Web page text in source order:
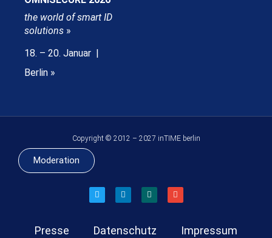
the world of smart ID
solutions »
18. – 20. Januar |
Berlin »
Copyright © 2012 – 2027 inTIME berlin
Moderation
Presse Datenschutz Impressum